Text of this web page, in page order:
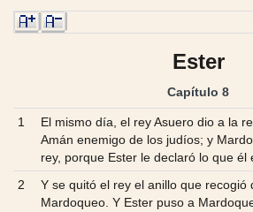
Ester
Capítulo 8
1
El mismo día, el rey Asuero dio a la
Amán enemigo de los judíos; y
rey, porque Ester le declaró lo que él
2
Y se quitó el rey el anillo que recogió
Mardoqueo. Y Ester puso a